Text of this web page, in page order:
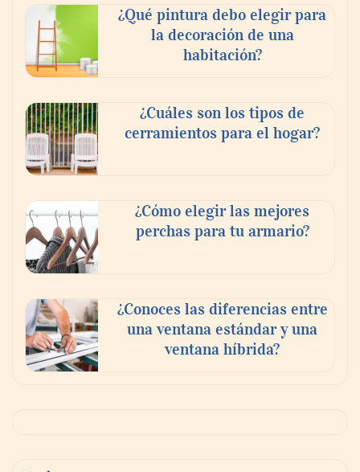
¿Qué pintura debo elegir para
la decoración de una
habitación?
¿Cuáles son los tipos de
cerramientos para el hogar?
¿Cómo elegir las mejores
perchas para tu armario?
¿Conoces las diferencias entre
una ventana estándar y una
ventana híbrida?